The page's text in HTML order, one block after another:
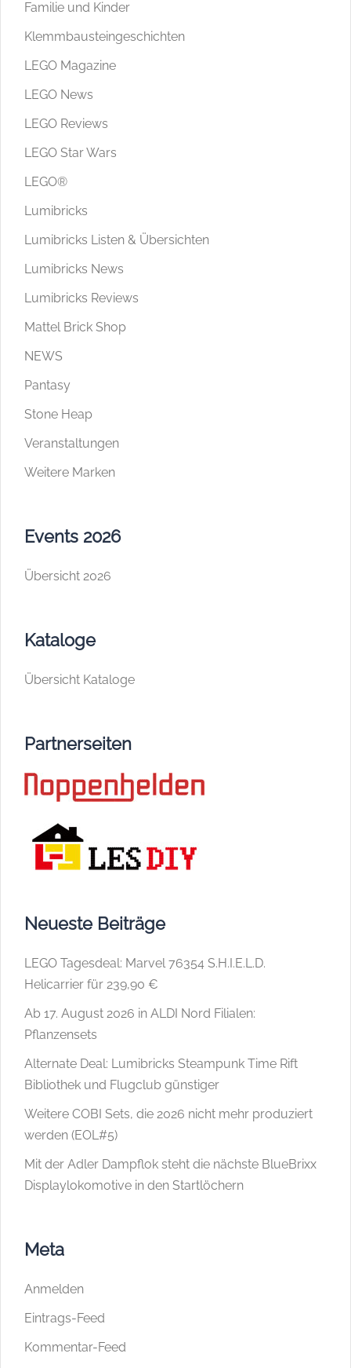
Familie und Kinder
Klemmbausteingeschichten
LEGO Magazine
LEGO News
LEGO Reviews
LEGO Star Wars
LEGO®
Lumibricks
Lumibricks Listen & Übersichten
Lumibricks News
Lumibricks Reviews
Mattel Brick Shop
NEWS
Pantasy
Stone Heap
Veranstaltungen
Weitere Marken
Events 2026
Übersicht 2026
Kataloge
Übersicht Kataloge
Partnerseiten
Neueste Beiträge
LEGO Tagesdeal: Marvel 76354 S.H.I.E.L.D.
Helicarrier für 239,90 €
Ab 17. August 2026 in ALDI Nord Filialen:
Pflanzensets
Alternate Deal: Lumibricks Steampunk Time Rift
Bibliothek und Flugclub günstiger
Weitere COBI Sets, die 2026 nicht mehr produziert
werden (EOL#5)
Mit der Adler Dampflok steht die nächste BlueBrixx
Displaylokomotive in den Startlöchern
Meta
Anmelden
Eintrags-Feed
Kommentar-Feed